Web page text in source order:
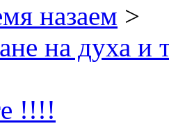
назаем >
на духа и
!!!!